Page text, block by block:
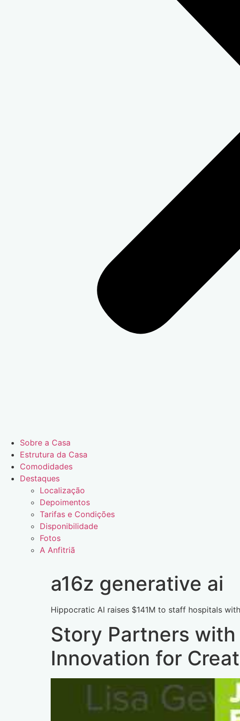
Sobre a Casa
Estrutura da Casa
Comodidades
Destaques
Localização
Depoimentos
Tarifas e Condições
Disponibilidade
Fotos
A Anfitriã
a16z generative ai
Hippocratic AI raises $141M to staff hospitals
Story Partners
Innovation for